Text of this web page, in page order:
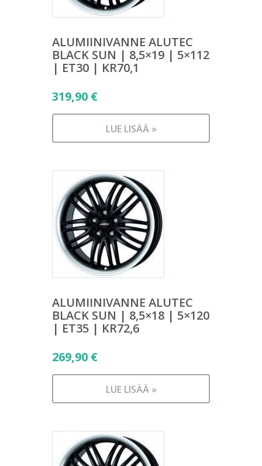
ALUMIINIVANNE ALUTEC
BLACK SUN | 8,5×19 | 5×112
| ET30 | KR70,1
319,90 €
LUE LISÄÄ »
ALUMIINIVANNE ALUTEC
BLACK SUN | 8,5×18 | 5×120
| ET35 | KR72,6
269,90 €
LUE LISÄÄ »